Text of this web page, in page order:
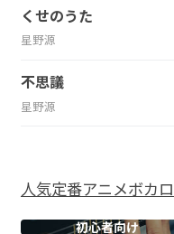
くせのうた
星野源
不思議
星野源
人気定番アニメボカロ
初心者向け